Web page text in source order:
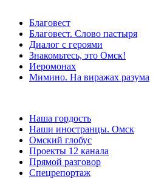
Благовест
Благовест. Слово пастыря
Диалог с героями
Знакомьтесь, это Омск!
Иеромонах
Мимино. На виражах разума
Наша гордость
Наши иностранцы. Омск
Омский глобус
Проекты 12 канала
Прямой разговор
Спецрепортаж